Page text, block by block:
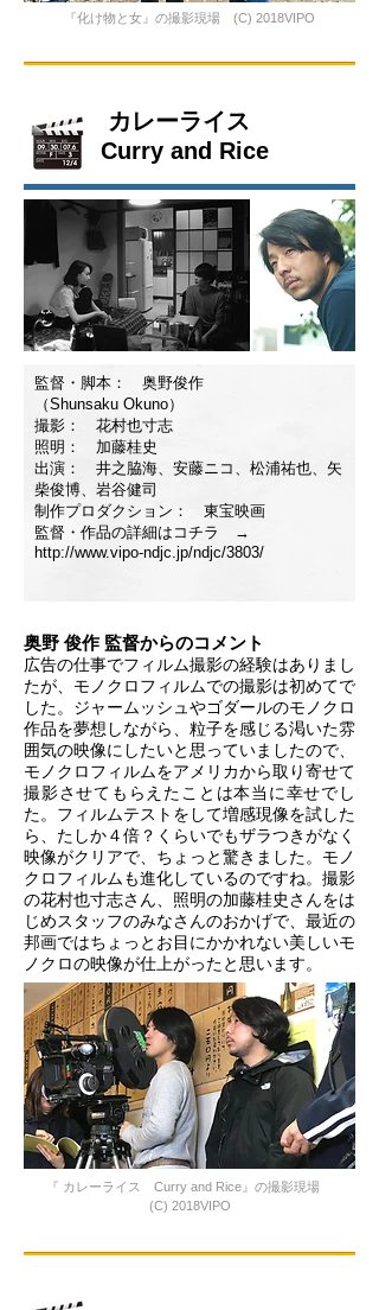
『化け物と女』の撮影現場 (C) 2018VIPO
カレーライス
Curry and Rice
監督・脚本： 奥野俊作
（Shunsaku Okuno）
撮影： 花村也寸志
照明： 加藤桂史
出演： 井之脇海、安藤ニコ、松浦祐也、矢
柴俊博、岩谷健司
制作プロダクション： 東宝映画
監督・作品の詳細はコチラ →
http://www.vipo-ndjc.jp/ndjc/3803/
奥野 俊作 監督からのコメント
広告の仕事でフィルム撮影の経験はありまし
たが、モノクロフィルムでの撮影は初めてで
した。ジャームッシュやゴダールのモノクロ
作品を夢想しながら、粒子を感じる渇いた雰
囲気の映像にしたいと思っていましたので、
モノクロフィルムをアメリカから取り寄せて
撮影させてもらえたことは本当に幸せでし
た。フィルムテストをして増感現像を試した
ら、たしか４倍？くらいでもザラつきがなく
映像がクリアで、ちょっと驚きました。モノ
クロフィルムも進化しているのですね。撮影
の花村也寸志さん、照明の加藤桂史さんをは
じめスタッフのみなさんのおかげで、最近の
邦画ではちょっとお目にかかれない美しいモ
ノクロの映像が仕上がったと思います。
『 カレーライス Curry and Rice』の撮影現場
(C) 2018VIPO